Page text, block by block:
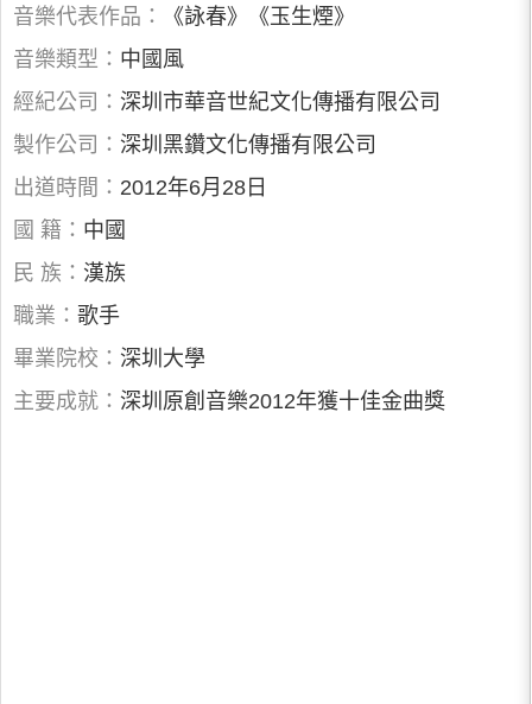
音樂代表作品：
《詠春》《玉生煙》
音樂類型： 中國風
經紀公司： 深圳市華音世紀文化傳播有限公司
製作公司： 深圳黑鑽文化傳播有限公司
出道時間： 2012年6月28日
國 籍： 中國
民 族： 漢族
職業： 歌手
畢業院校： 深圳大學
主要成就： 深圳原創音樂2012年獲十佳金曲獎